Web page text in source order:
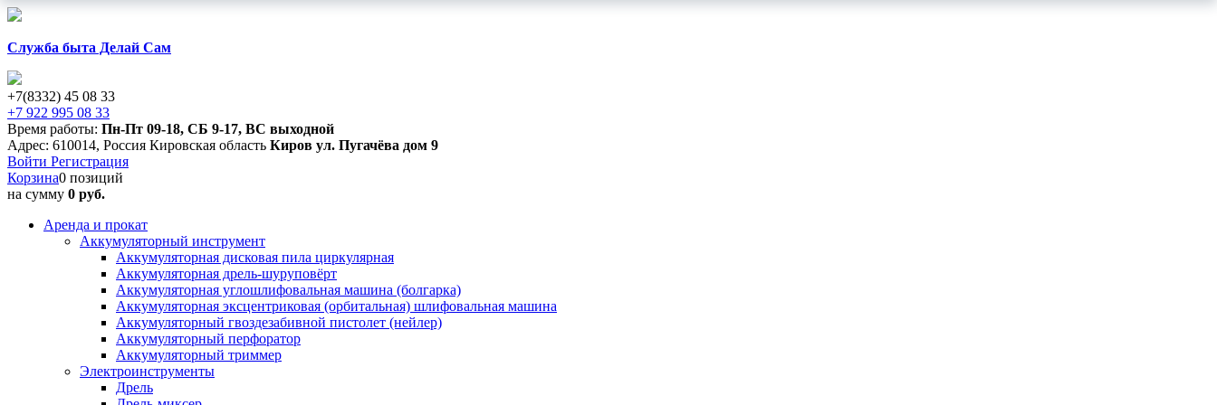
Служба быта Делай Сам
+7(8332) 45 08 33
+7 922 995 08 33
Время работы: Пн-Пт 09-18, СБ 9-17, ВС выходной
Адрес: 610014, Россия Кировская область Киров ул. Пугачёва дом 9
Войти Регистрация
Корзина0 позиций
на сумму 0 руб.
Аренда и прокат
Аккумуляторный инструмент
Аккумуляторная дисковая пила циркулярная
Аккумуляторная дрель-шуруповёрт
Аккумуляторная углошлифовальная машина (болгарка)
Аккумуляторная эксцентриковая (орбитальная) шлифовальная машина
Аккумуляторный гвоздезабивной пистолет (нейлер)
Аккумуляторный перфоратор
Аккумуляторный триммер
Электроинструменты
Дрель